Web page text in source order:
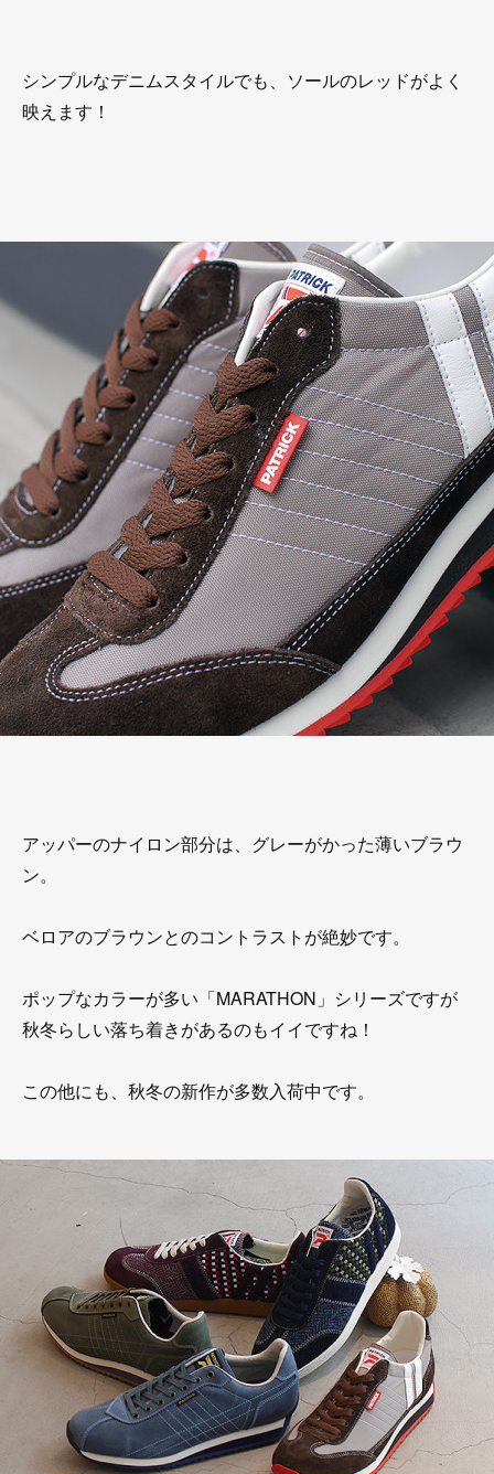
シンプルなデニムスタイルでも、ソールのレッドがよく
映えます！
アッパーのナイロン部分は、グレーがかった薄いブラウ
ン。
ベロアのブラウンとのコントラストが絶妙です。
ポップなカラーが多い「MARATHON」シリーズですが
秋冬らしい落ち着きがあるのもイイですね！
この他にも、秋冬の新作が多数入荷中です。